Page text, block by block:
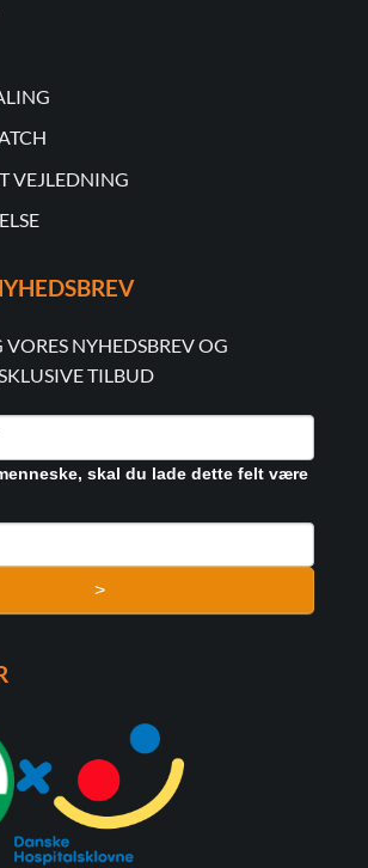
VEJLEDNING
NYHEDSBREV OG
TILBUD
skal du lade dette felt være
>